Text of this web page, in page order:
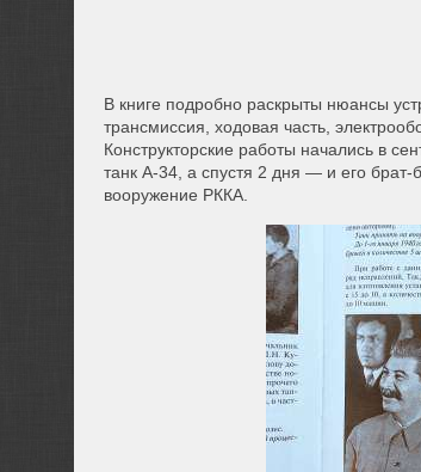
В книге подробно раскрыты нюансы
трансмиссия, ходовая часть,
Конструкторские работы начались в
танк А-34, а спустя 2 дня — и его
вооружение РККА.